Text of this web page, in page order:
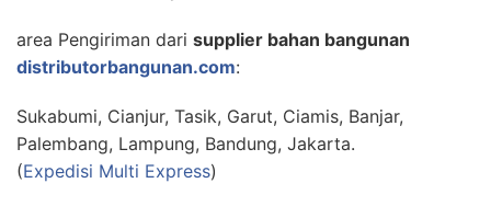
area Pengiriman dari supplier bahan bangunan
distributorbangunan.com:
Sukabumi, Cianjur, Tasik, Garut, Ciamis, Banjar,
Palembang, Lampung, Bandung, Jakarta.
(Expedisi Multi Express)